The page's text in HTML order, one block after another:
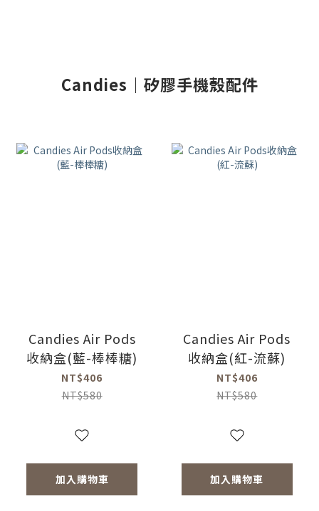
Candies｜矽膠手機殼配件
Candies Air Pods
收納盒(藍-棒棒糖)
NT$406
NT$580
加入購物車
Candies Air Pods
收納盒(紅-流蘇)
NT$406
NT$580
加入購物車